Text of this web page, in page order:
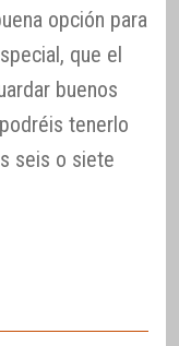
opción para
que el
buenos
tenerlo
seis o siete